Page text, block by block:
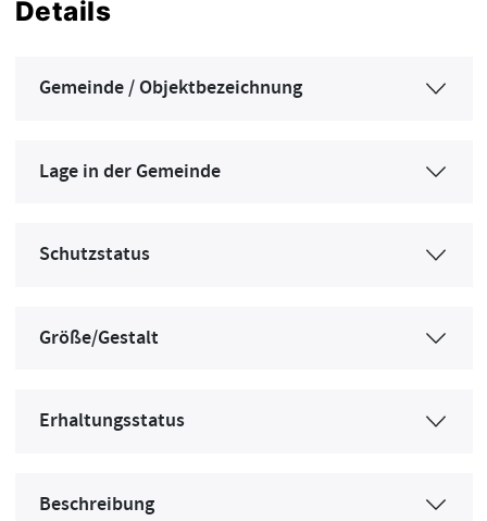
Details
Gemeinde / Objektbezeichnung
Lage in der Gemeinde
Schutzstatus
Größe/Gestalt
Erhaltungsstatus
Beschreibung